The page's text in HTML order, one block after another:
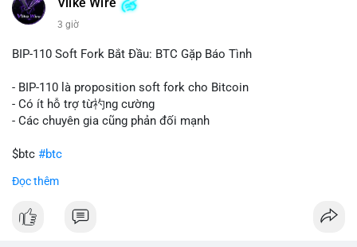
này có thể phản ánh ba kịch bản chính: thứ nhất, cá voi đang
chuẩn bị thanh khoản bằng cách chuyển lên sàn giao dịch, tạo
để nắm giữ dài hạn, thể hiện niềm tin vào xu hướng tăng; thứ
tán rủi ro. Với mức giá 65K, khối lượng này không quá lớn để
gây sốc thanh khoản tức thời, nhưng vẫn đủ sức tạo biến động
tâm lý ngắn hạn nếu hướng đến sàn tập trung.
Lời khuyên cho nhà đầu tư nhỏ lẻ:
hướng đi của dòng tiền. Tránh hành động theo cảm xúc, ưu
rõ ràng về đích đến của số BTC này.
Vlike Wire
3 giờ
BIP-110 Soft Fork Bắt Đầu: BTC Gặp Báo Tình
- BIP-110 là proposition soft fork cho Bitcoin
- Có ít hỗ trợ từ礿ng cường
- Các chuyên gia cũng phản đối mạnh
$btc #btc
#vlikevn
📰 Nguồn: CoinDesk
Đọc thêm